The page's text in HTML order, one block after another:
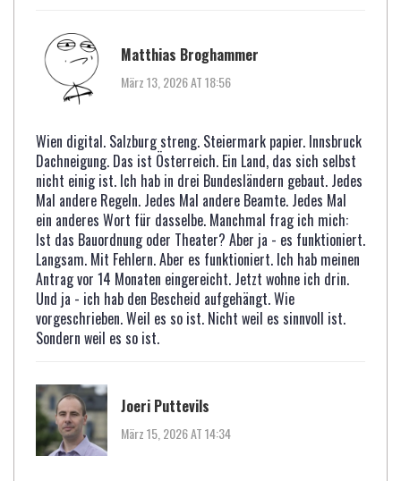
Matthias Broghammer
März 13, 2026 AT 18:56
Wien digital. Salzburg streng. Steiermark papier. Innsbruck
Dachneigung. Das ist Österreich. Ein Land, das sich selbst
nicht einig ist. Ich hab in drei Bundesländern gebaut. Jedes
Mal andere Regeln. Jedes Mal andere Beamte. Jedes Mal
ein anderes Wort für dasselbe. Manchmal frag ich mich:
Ist das Bauordnung oder Theater? Aber ja - es funktioniert.
Langsam. Mit Fehlern. Aber es funktioniert. Ich hab meinen
Antrag vor 14 Monaten eingereicht. Jetzt wohne ich drin.
Und ja - ich hab den Bescheid aufgehängt. Wie
vorgeschrieben. Weil es so ist. Nicht weil es sinnvoll ist.
Sondern weil es so ist.
Joeri Puttevils
März 15, 2026 AT 14:34